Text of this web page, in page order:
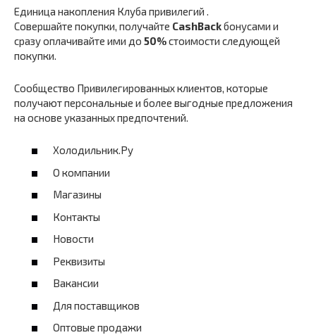
Единица накопления Клуба привилегий .
Совершайте покупки, получайте CashBackбонусами и
сразу оплачивайте ими до 50%стоимости следующей
покупки.
Сообщество Привилегированных клиентов, которые
получают персональные и более выгодные предложения
на основе указанных предпочтений.
Холодильник.Ру
О компании
Магазины
Контакты
Новости
Реквизиты
Вакансии
Для поставщиков
Оптовые продажи